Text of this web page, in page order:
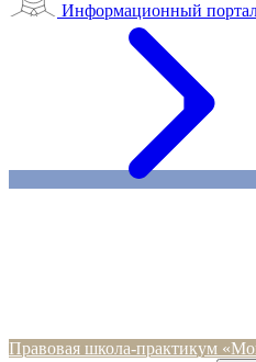
Информационный
Правовая школа-практикум